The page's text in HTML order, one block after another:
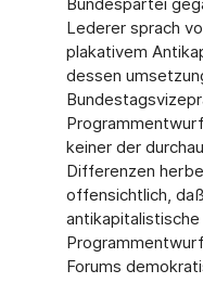
Lederer sprach
plakativem
dessen
keiner der
Differenzen
offensichtlich,
Forums